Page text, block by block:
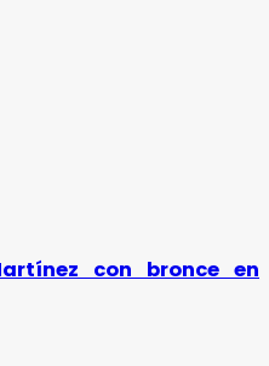
con bronce en